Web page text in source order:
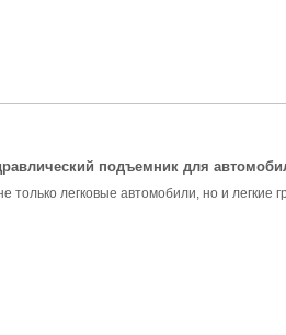
подъемник для
только легковые автомобили, но и легкие